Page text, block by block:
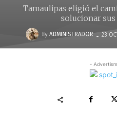
Tamaulipas eligió el
solucionar
By ADMINISTRADOR - 23
-